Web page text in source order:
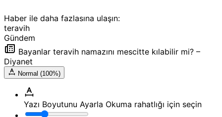
Haber ile daha fazlasına ulaşın:
teravih
Gündem
Bayanlar teravih namazını mescitte kılabilir mi? –
Diyanet
Normal (100%)
Yazı Boyutunu Ayarla Okuma rahatlığı için seçin